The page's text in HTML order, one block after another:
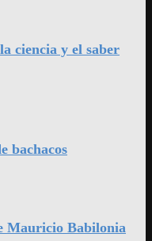
ciencia y el saber
bachacos
Mauricio Babilonia